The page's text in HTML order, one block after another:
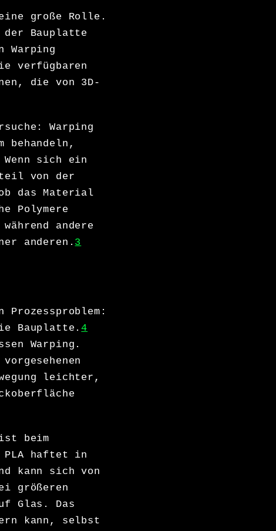
eine große Rolle.
Bauplatte
Warping
verfügbaren
die von 3D-
Warping
behandeln,
Wenn sich ein
von der
das Material
Polymere
andere
anderen. 3
Bauplatte.4
Warping.
leichter,
beim
PLA haftet in
kann sich von
größeren
Glas. Das
kann, selbst